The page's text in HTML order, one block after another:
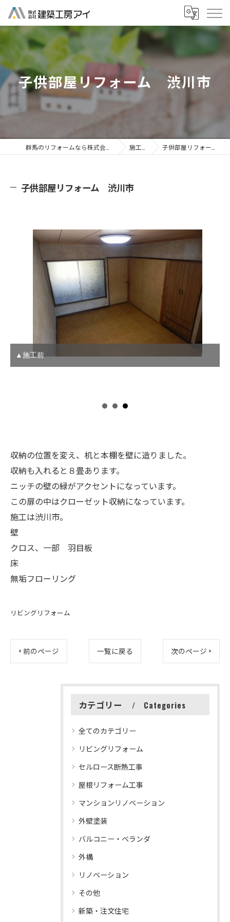
子供部屋リフォーム 渋川市
施工事例 子供部屋リフォーム 渋川市
子供部屋リフォーム 渋川市
収納の位置を変え、机と本棚を壁に造りました。
収納も入れると８畳あります。
ニッチの壁の緑がアクセントになっています。
この扉の中はクローゼット収納になっています。
施工は渋川市。
壁
クロス、一部 羽目板
床
無垢フローリング
リビングリフォーム
< 前のページ 一覧に戻る 次のページ >
カテゴリー Categories
全てのカテゴリー
リビングリフォーム
セルロース断熱工事
屋根リフォーム工事
マンションリノベーション
外壁塗装
バルコニー・ベランダ
外構
リノベーション
その他
新築・注文住宅